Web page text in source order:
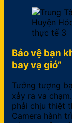
Bảo vệ bạn
bay vạ gió”
Tưởng tượng
xảy ra va
phải chịu thiệt
Camera hành